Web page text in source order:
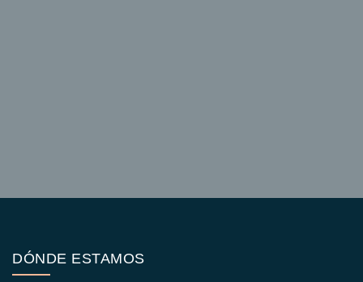
DÓNDE ESTAMOS